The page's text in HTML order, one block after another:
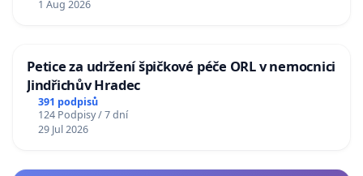
1 Aug 2026
Petice za udržení špičkové péče ORL v nemocnici
Jindřichův Hradec
391 podpisů
124 Podpisy / 7 dní
29 Jul 2026